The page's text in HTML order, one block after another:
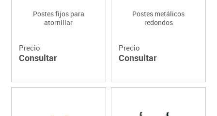
Postes fijos para
atornillar
Precio
Consultar
Postes metálicos
redondos
Precio
Consultar